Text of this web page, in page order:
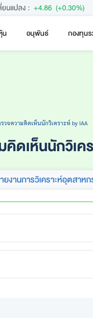
ยนแปลง : +4.86 (+0.30%)
น อนุพันธ์ กองทุน
วจความคิดเห็นนักวิเคราะห์ by IAA
ดเห็นนักวิเค
ยงานการวิเคราะห์อุตสาห